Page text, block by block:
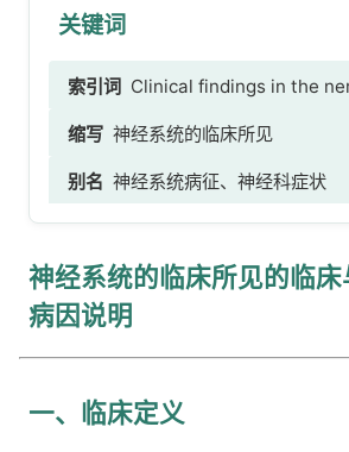
关键词
索引词 Clinical findings in the
缩写 神经系统的临床所见
别名 神经系统病征、神经科症状
神经系统的临床所见的临
病因说明
一、临床定义